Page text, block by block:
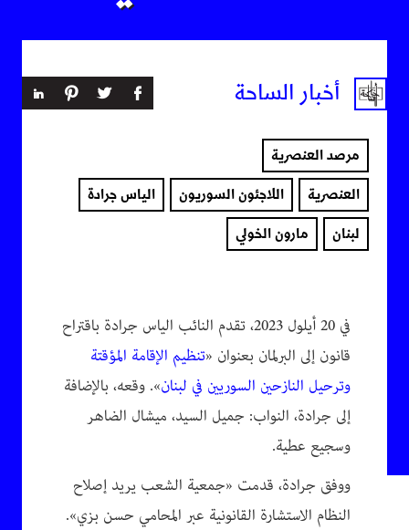
أخبار الساحة
مرصد العنصرية
العنصرية اللاجئون السوريون الياس جرادة
لبنان مارون الخولي
في 20 أيلول 2023، تقدم النائب الياس جرادة باقتراح
قانون إلى البرلمان بعنوان «تنظيم الإقامة المؤقتة
وترحيل النازحين السوريين في لبنان». وقعه، بالإضافة
إلى جرادة، النواب: جميل السيد، ميشال الضاهر
وسجيع عطية.
ووفق جرادة، قدمت «جمعية الشعب يريد إصلاح
النظام الاستشارة القانونية عبر المحامي حسن بزي».